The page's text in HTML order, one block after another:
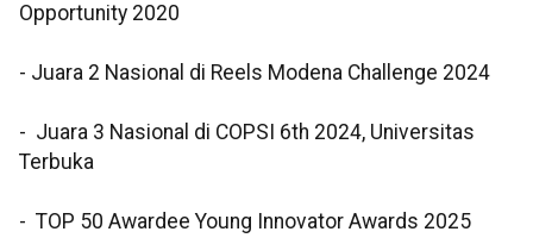
Opportunity 2020
- Juara 2 Nasional di Reels Modena Challenge 2024
- Juara 3 Nasional di COPSI 6th 2024, Universitas
Terbuka
- TOP 50 Awardee Young Innovator Awards 2025